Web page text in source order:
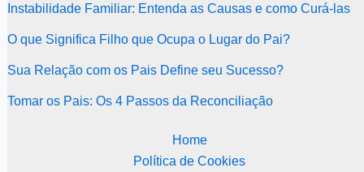
Instabilidade Familiar: Entenda as Causas e como Curá-las
O que Significa Filho que Ocupa o Lugar do Pai?
Sua Relação com os Pais Define seu Sucesso?
Tomar os Pais: Os 4 Passos da Reconciliação
Home
Política de Cookies